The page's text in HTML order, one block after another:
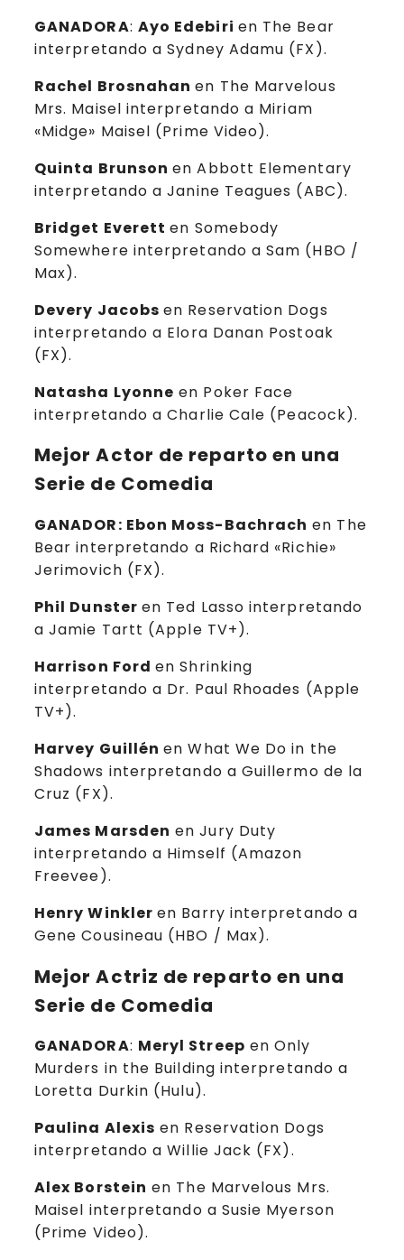
GANADORA: Ayo Edebiri en The Bear
interpretando a Sydney Adamu (FX).
Rachel Brosnahanen The Marvelous
Mrs. Maisel interpretando a Miriam
«Midge» Maisel (Prime Video).
Quinta Brunsonen Abbott Elementary
interpretando a Janine Teagues (ABC).
Bridget Everetten Somebody
Somewhere interpretando a Sam (HBO /
Max).
Devery Jacobsen Reservation Dogs
interpretando a Elora Danan Postoak
(FX).
Natasha Lyonne en Poker Face
interpretando a Charlie Cale (Peacock).
Mejor Actor de reparto en una
Serie de Comedia
GANADOR: Ebon Moss-Bachrach en The
Bear interpretando a Richard «Richie»
Jerimovich (FX).
Phil Dunsteren Ted Lasso interpretando
a Jamie Tartt (Apple TV+).
Harrison Forden Shrinking
interpretando a Dr. Paul Rhoades (Apple
TV+).
Harvey Guillénen What We Do in the
Shadows interpretando a Guillermo de la
Cruz (FX).
James Marsden en Jury Duty
interpretando a Himself (Amazon
Freevee).
Henry Winkleren Barry interpretando a
Gene Cousineau (HBO / Max).
Mejor Actriz de reparto en una
Serie de Comedia
GANADORA: Meryl Streep en Only
Murders in the Building interpretando a
Loretta Durkin (Hulu).
Paulina Alexis en Reservation Dogs
interpretando a Willie Jack (FX).
Alex Borstein en The Marvelous Mrs.
Maisel interpretando a Susie Myerson
(Prime Video).